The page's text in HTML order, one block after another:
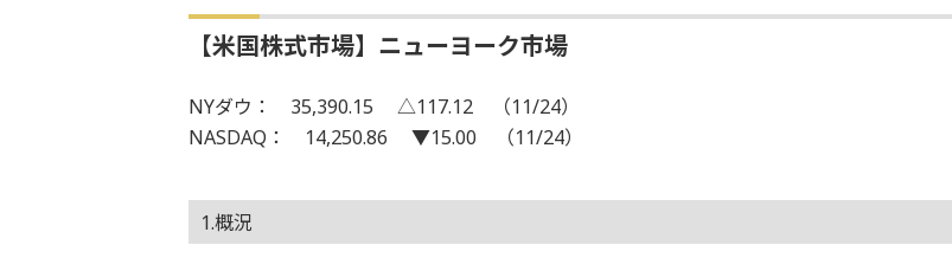
【米国株式市場】ニューヨーク市場
NYダウ： 35,390.15 △117.12 （11/24）
NASDAQ： 14,250.86 ▼15.00 （11/24）
1.概況